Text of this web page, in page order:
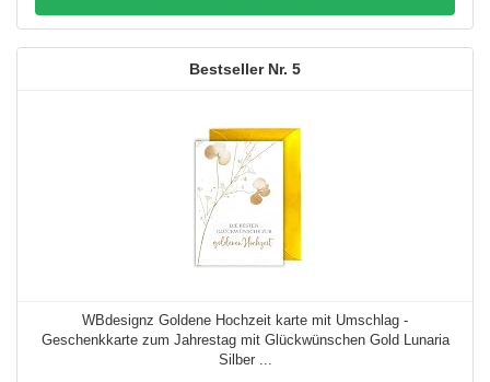
5
WBdesignz Goldene Hochzeit karte mit Umschlag -
Geschenkkarte zum Jahrestag mit Glückwünschen Gold Lunaria
Silber ...